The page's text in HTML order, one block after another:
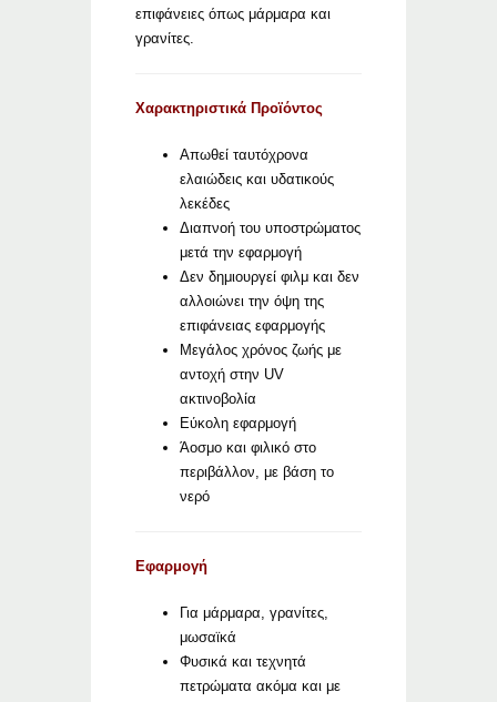
επιφάνειες όπως μάρμαρα και
γρανίτες.
Χαρακτηριστικά Προϊόντος
Απωθεί ταυτόχρονα
ελαιώδεις και υδατικούς
λεκέδες
Διαπνοή του υποστρώματος
μετά την εφαρμογή
Δεν δημιουργεί φιλμ και δεν
αλλοιώνει την όψη της
επιφάνειας εφαρμογής
Μεγάλος χρόνος ζωής με
αντοχή στην UV
ακτινοβολία
Εύκολη εφαρμογή
Άοσμο και φιλικό στο
περιβάλλον, με βάση το
νερό
Εφαρμογή
Για μάρμαρα, γρανίτες,
μωσαϊκά
Φυσικά και τεχνητά
πετρώματα ακόμα και με